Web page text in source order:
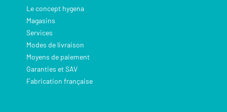
Le concept hygena
Magasins
Services
Modes de livraison
Moyens de paiement
Garanties et SAV
Fabrication française